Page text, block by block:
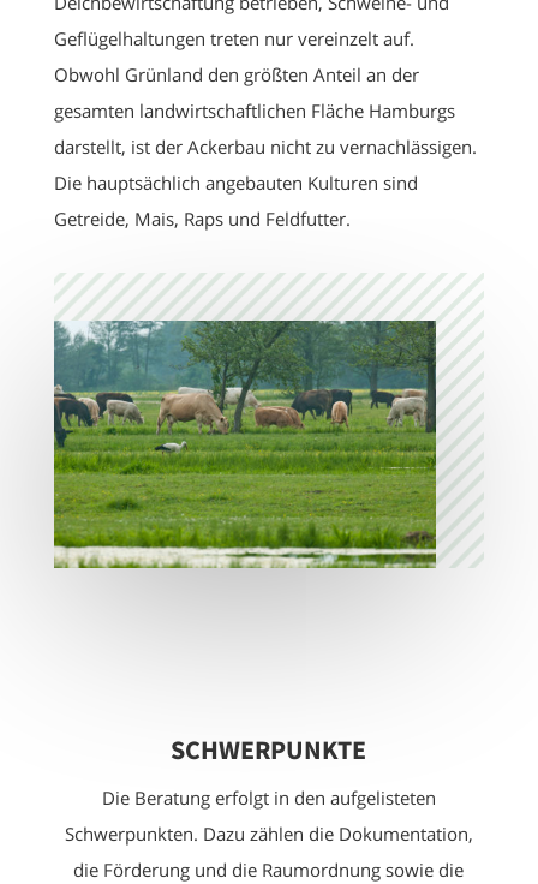
Geflügelhaltungen treten nur vereinzelt auf.
Obwohl Grünland den größten Anteil an der
gesamten landwirtschaftlichen Fläche Hamburgs
darstellt, ist der Ackerbau nicht zu vernachlässigen.
Die hauptsächlich angebauten Kulturen sind
Getreide, Mais, Raps und Feldfutter.
SCHWERPUNKTE
Die Beratung erfolgt in den aufgelisteten
Schwerpunkten. Dazu zählen die Dokumentation,
die Förderung und die Raumordnung sowie die